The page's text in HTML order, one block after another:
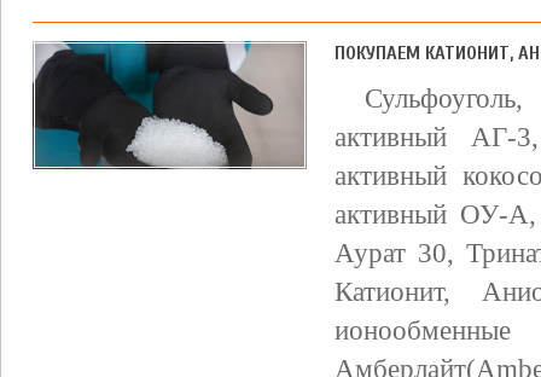
ПОКУПАЕМ КАТИОНИТ,
активный АГ-
активный
активный ОУ-А,
Аурат 30,
Катионит,